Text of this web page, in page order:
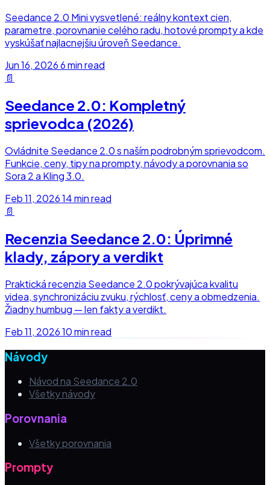
Seedance 2.0 Mini vysvetlené: reálny kontext cien,
parametre, porovnanie celého radu, hotové prompty a kde
vyskúšať najlacnejšiu úroveň Seedance.
Jun 16, 20266 min read
📄
Seedance 2.0: Kompletný
sprievodca (2026)
Ovládnite Seedance 2.0 s naším podrobným sprievodcom.
Funkcie, ceny, tipy na prompty, návody a porovnania so
Sora 2 a Kling 3.0.
Feb 11, 202614 min read
📄
Recenzia Seedance 2.0: Úprimné
klady, zápory a verdikt
Praktická recenzia Seedance 2.0 pokrývajúca kvalitu
videa, synchronizáciu zvuku, rýchlosť, ceny a obmedzenia.
Žiadny humbug — len fakty a verdikt.
Feb 11, 202610 min read
Návody
Návod na Seedance 2.0
Všetky návody
Porovnania
Všetky porovnania
Prompty